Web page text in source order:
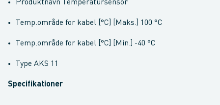
Produktnavn Temperatursensor
Temp.område for kabel [°C] [Maks.] 100 °C
Temp.område for kabel [°C] [Min.] -40 °C
Type AKS 11
Specifikationer